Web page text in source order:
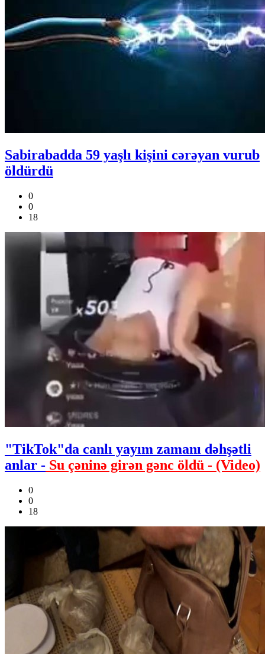
Sabirabadda 59 yaşlı kişini cərəyan vurub
öldürdü
0
0
18
"TikTok"da canlı yayım zamanı dəhşətli
anlar - Su çəninə girən gənc öldü - (Video)
0
0
18